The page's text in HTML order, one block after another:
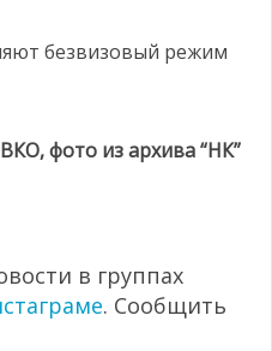
безвизовый режим
фото из архива “НК”
в группах
. Сообщить